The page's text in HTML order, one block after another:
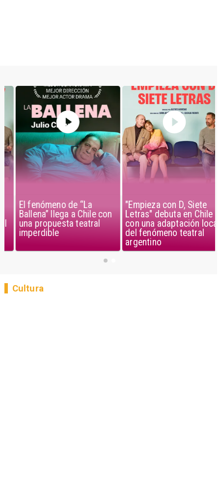
El fenómeno de “La
Ballena” llega a Chile con
una propuesta teatral
imperdible
"Empieza con D, Siete
Letras" debuta en Chile
con una adaptación local
del fenómeno teatral
argentino
Cultura